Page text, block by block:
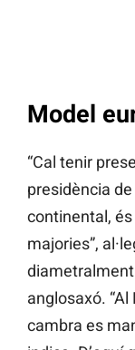
Model
“Cal tenir
presidència
continental,
majories”,
anglosaxó. “Al
cambra es